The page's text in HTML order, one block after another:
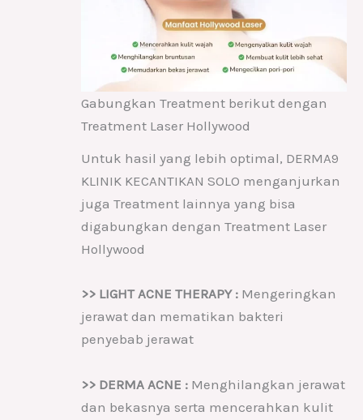
Gabungkan Treatment berikut dengan
Treatment Laser Hollywood
Untuk hasil yang lebih optimal, DERMA9
KLINIK KECANTIKAN SOLO menganjurkan
juga Treatment lainnya yang bisa
digabungkan dengan Treatment Laser
Hollywood
>> LIGHT ACNE THERAPY : Mengeringkan
jerawat dan mematikan bakteri
penyebab jerawat
>> DERMA ACNE : Menghilangkan jerawat
dan bekasnya serta mencerahkan kulit